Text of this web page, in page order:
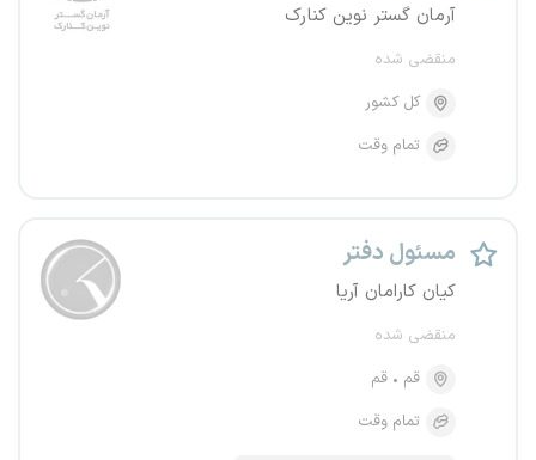
آرمان گستر نوین کنارک
منقضی شده
کل کشور
تمام وقت
مسئول دفتر
کیان کارامان آریا
منقضی شده
قم
قم
تمام وقت